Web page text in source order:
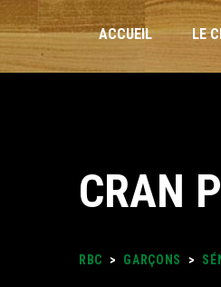
ACCUEIL LE
STAGES
PLANNING
CRAN
RBC > GARÇONS >